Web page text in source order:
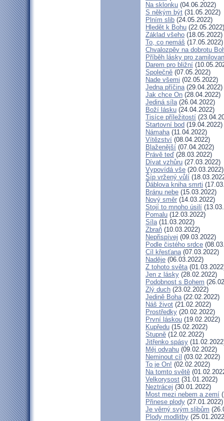
Na sklonku (04.06.2022)
S někým být (31.05.2022)
Plním slib (24.05.2022)
Hledět k Bohu (22.05.2022)
Základ všeho (18.05.2022)
To, co nemáš (17.05.2022)
Chvalozpěv na dobrotu
Příběh lásky pro
Darem pro bližní
Společně (07.05.2022)
Nade všemi (02.05.2022)
Jedna příčina(29.04.2022)
Jak chce On (28.04.2022)
Jediná síla(26.04.2022)
Boží lásku (24.04.2022)
Tisíce příležitostí
Startovní bod (19.04.2022)
Námaha(11.04.2022)
Vítězství (08.04.2022)
Blaženější (07.04.2022)
Právě teď (28.03.2022)
Dívat vzhůru (27.03.2022)
Vypovídá vše (20.03.2022)
Šíp vržený vůlí
Ďáblova kniha smrti
Bránu nebe (15.03.2022)
Nový směr (14.03.2022)
Stojí to mnoho úsilí
Pomalu (12.03.2022)
Síla(11.03.2022)
Zbraň (10.03.2022)
Nepřispívej (09.03.2022)
Podle čistého srdce
Cíl křesťana(07.03.2022)
Naděje (06.03.2022)
Z tohoto světa
Jen z lásky (28.02.2022)
Podobnost s Bohem
Zlý duch (23.02.2022)
Jedině Boha(22.02.2022)
Náš život (21.02.2022)
Prostředky (20.02.2022)
První láskou (19.02.2022)
Kupředu (15.02.2022)
Stupně (12.02.2022)
Jitřenko spásy
Měj odvahu (09.02.2022)
Neminout cíl (03.02.2022)
To je On! (02.02.2022)
Na tomto světě
Velkorysost (31.01.2022)
Neztrácej (30.01.2022)
Most mezi nebem a zemí
Přinese plody (27.01.2022)
Je věrný svým slibům
Plody modlitby